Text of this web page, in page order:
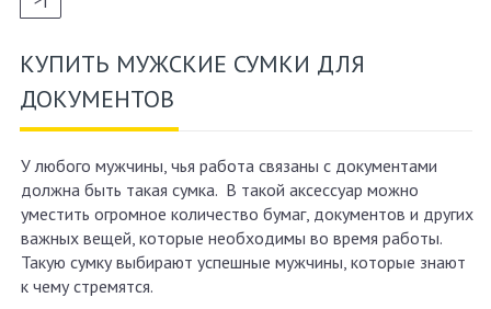
КУПИТЬ МУЖСКИЕ СУМКИ ДЛЯ
ДОКУМЕНТОВ
У любого мужчины, чья работа связаны с документами
должна быть такая сумка. В такой аксессуар можно
уместить огромное количество бумаг, документов и других
важных вещей, которые необходимы во время работы.
Такую сумку выбирают успешные мужчины, которые знают
к чему стремятся.